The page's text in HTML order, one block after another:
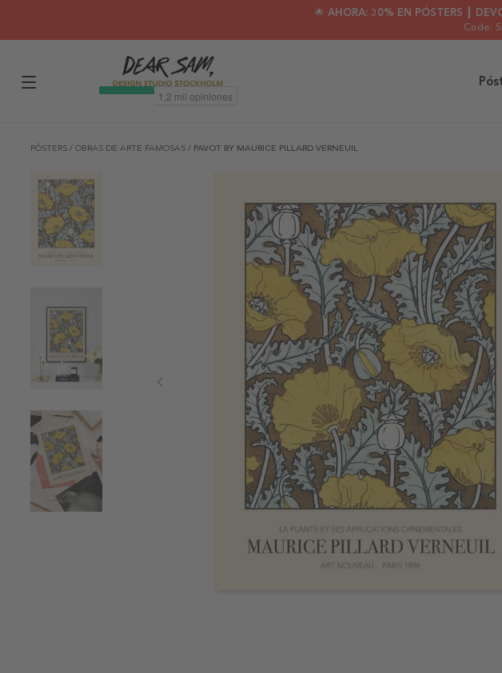
🌟 AHORA: 30% EN PÓSTERS ┃
Code:
PÓSTERS / OBRAS DE ARTE FAMOSAS / PAVOT BY MAURICE PILLARD VERNEUIL